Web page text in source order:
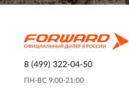
8 (499) 322-04-50
ПН-ВС 9:00-21:00